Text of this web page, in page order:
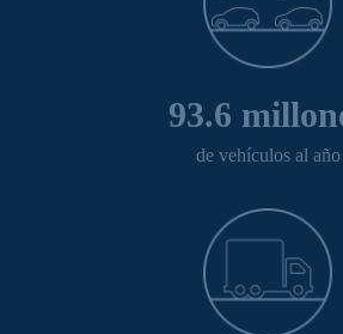
93.6
de vehículos al año